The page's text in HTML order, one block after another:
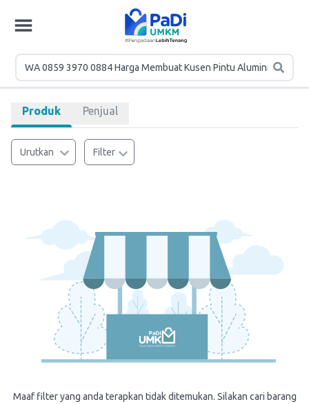
Produk Penjual
Urutkan Filter
Maaf filter yang anda terapkan tidak ditemukan. Silakan cari barang